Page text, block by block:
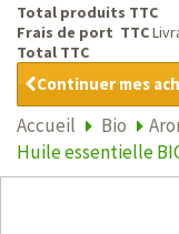
Total produits TTC
Frais de port TTC
Total TTC
Continuer mes
Accueil Bio
Huile essentielle